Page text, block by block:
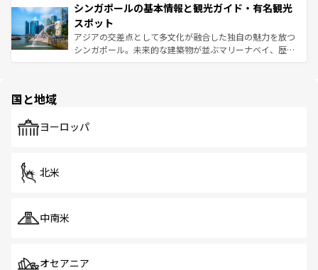
参照してほしい。
激する。気候は一年中温暖で、どの季節にも異なる楽しみ
が待っている。親しみやすいタイの人々、仏教を中心とし
た文化、そして多様な観光資源が、訪れる旅人を魅了し続
ける。 なお、新着のタイ情報はコンテンツ一覧を参照して
み、どこを訪れても感動するはず。観光スポットが密集し
ており、効率よく見どころを回れるのも魅力。息をのむよ
うな絶景から文化的な体験まで、香港を存分に楽しみ尽く
そう。 なお、新着の香港情報はコンテンツ一覧を参照して
シンガポールの基本情報と観光ガイド・有名観光
スポット
アジアの交差点として多文化が融合した独自の魅力を放つ
シンガポール。未来的な建築物が並ぶマリーナベイ、歴史
で、ホーカーズは地元の風情を楽しめる外せないスポット
国と地域
ヨーロッパ
北米
中南米
オセアニア